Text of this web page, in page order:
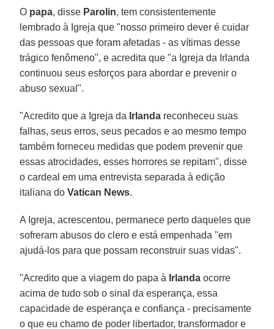
O papa, disse Parolin, tem consistentemente
lembrado à Igreja que "nosso primeiro dever é cuidar
das pessoas que foram afetadas - as vítimas desse
trágico fenômeno", e acredita que "a Igreja da Irlanda
continuou seus esforços para abordar e prevenir o
abuso sexual".
"Acredito que a Igreja da Irlanda reconheceu suas
falhas, seus erros, seus pecados e ao mesmo tempo
também forneceu medidas que podem prevenir que
essas atrocidades, esses horrores se repitam", disse
o cardeal em uma entrevista separada à edição
italiana doVatican News.
A Igreja, acrescentou, permanece perto daqueles que
sofreram abusos do clero e está empenhada "em
ajudá-los para que possam reconstruir suas vidas".
"Acredito que a viagem do papa à Irlanda ocorre
acima de tudo sob o sinal da esperança, essa
capacidade de esperança e confiança - precisamente
o que eu chamo de poder libertador, transformador e